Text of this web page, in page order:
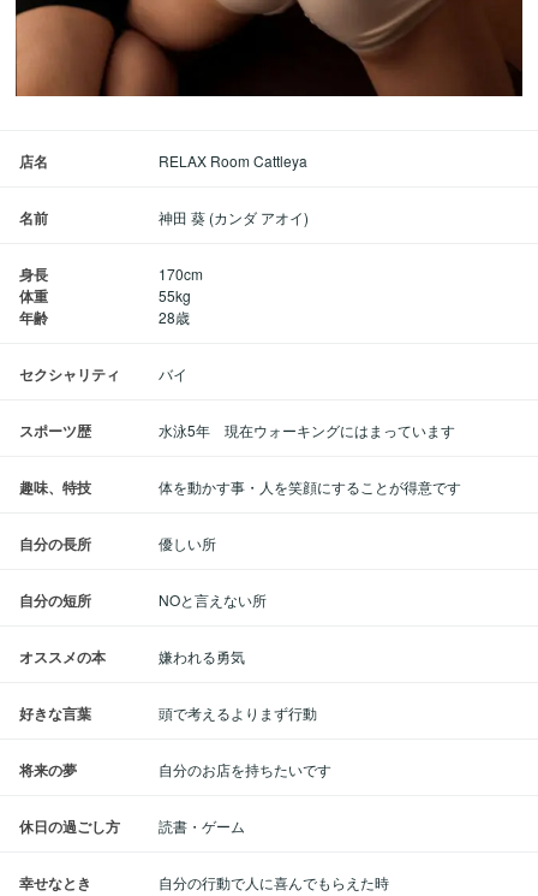
店名 RELAX Room Cattleya
名前 神田 葵 (カンダ アオイ)
身長
体重
年齢
170cm
55kg
28歳
セクシャリティ バイ
スポーツ歴 水泳5年 現在ウォーキングにはまっています
趣味、特技 体を動かす事・人を笑顔にすることが得意です
自分の長所 優しい所
自分の短所 NOと言えない所
オススメの本 嫌われる勇気
好きな言葉 頭で考えるよりまず行動
将来の夢 自分のお店を持ちたいです
休日の過ごし方 読書・ゲーム
幸せなとき 自分の行動で人に喜んでもらえた時